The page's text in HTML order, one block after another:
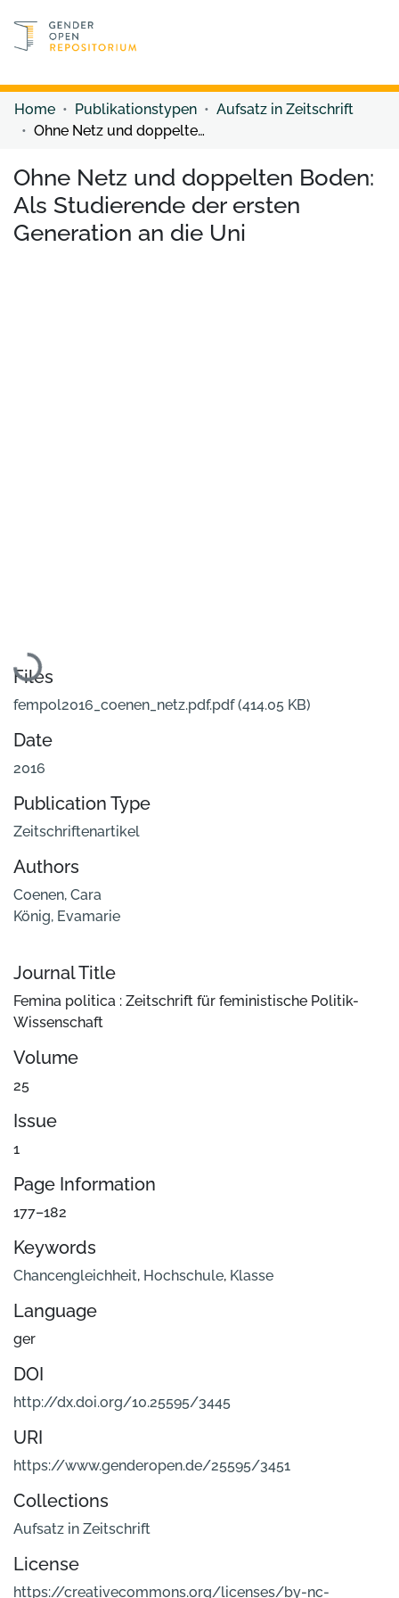
Discover content
Home Publikationstypen
Aufsatz in Zeitschrift
Ohne Netz und doppelten Boden: Als Studierende der ersten Generation an die Uni
Ohne Netz und doppelten Boden:
Als Studierende der ersten
Generation an die Uni
Loading...
Files
fempol2016_coenen_netz.pdf.pdf(414.05 KB)
Date
2016
Publication Type
Zeitschriftenartikel
Authors
Coenen, Cara
König, Evamarie
Journal Title
Femina politica : Zeitschrift für feministische Politik-
Wissenschaft
Volume
25
Issue
1
Page Information
177–182
Keywords
Chancengleichheit, Hochschule, Klasse
Language
ger
DOI
http://dx.doi.org/10.25595/3445
URI
https://www.genderopen.de/25595/3451
Collections
Aufsatz in Zeitschrift
License
https://creativecommons.org/licenses/by-nc-